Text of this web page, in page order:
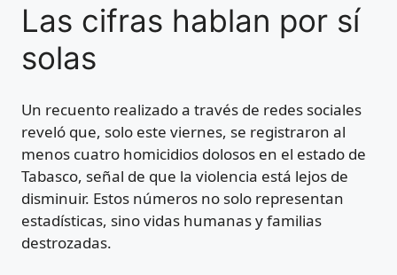
Las cifras hablan por sí
solas
Un recuento realizado a través de redes sociales
reveló que, solo este viernes, se registraron al
menos cuatro homicidios dolosos en el estado de
Tabasco, señal de que la violencia está lejos de
disminuir. Estos números no solo representan
estadísticas, sino vidas humanas y familias
destrozadas.